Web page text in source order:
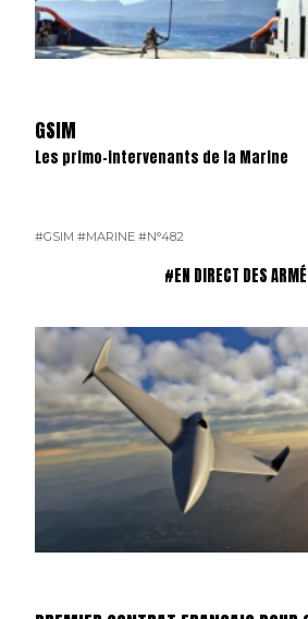
GSIM
Les primo-intervenants de la Marine
#GSIM #MARINE #N°482
#EN DIRECT DES